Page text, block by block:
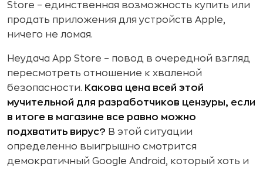
Store – единственная возможность купить или
продать приложения для устройств Apple,
ничего не ломая.
Неудача App Store – повод в очередной взгляд
пересмотреть отношение к хваленой
безопасности. Какова цена всей этой
мучительной для разработчиков цензуры, если
в итоге в магазине все равно можно
подхватить вирус? В этой ситуации
определенно выигрышно смотрится
демократичный Google Android, который хоть и